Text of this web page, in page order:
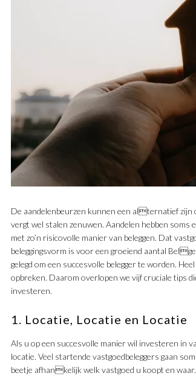
De aandelenbeurzen kunnen een alternatief zijn
vergt wel stalen zenuwen. Aandelen hebben soms
met zo’n risicovolle manier van beleggen. Dat
beleggingsvorm is voor een groeiend aantal
gelegd om een succesvolle belegger te worden.
opbreken. Daarom overlopen we vijf cruciale tips
investeren.
1. Locatie, Locatie en Locatie
Als u op een succesvolle manier wil investeren in
locatie. Veel startende vastgoedbeleggers gaan
beetje afhankelijk welk vastgoed u koopt en